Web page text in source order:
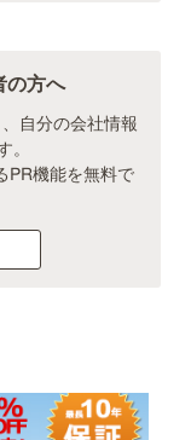
の方へ
自分の会社情報
PR機能を無料で